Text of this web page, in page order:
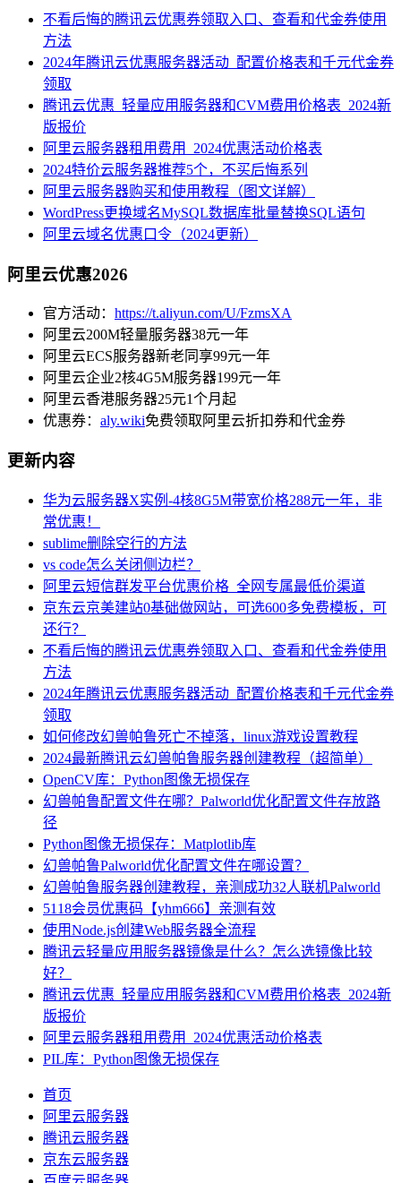
不看后悔的腾讯云优惠券领取入口、查看和代金券使用
方法
2024年腾讯云优惠服务器活动_配置价格表和千元代金券
领取
腾讯云优惠_轻量应用服务器和CVM费用价格表_2024新
版报价
阿里云服务器租用费用_2024优惠活动价格表
2024特价云服务器推荐5个，不买后悔系列
阿里云服务器购买和使用教程（图文详解）
WordPress更换域名MySQL数据库批量替换SQL语句
阿里云域名优惠口令（2024更新）
阿里云优惠2026
官方活动： https://t.aliyun.com/U/FzmsXA
阿里云200M轻量服务器38元一年
阿里云ECS服务器新老同享99元一年
阿里云企业2核4G5M服务器199元一年
阿里云香港服务器25元1个月起
优惠券： aly.wiki免费领取阿里云折扣券和代金券
更新内容
华为云服务器X实例-4核8G5M带宽价格288元一年，非
常优惠！
sublime删除空行的方法
vs code怎么关闭侧边栏？
阿里云短信群发平台优惠价格_全网专属最低价渠道
京东云京美建站0基础做网站，可选600多免费模板，可
还行？
不看后悔的腾讯云优惠券领取入口、查看和代金券使用
方法
2024年腾讯云优惠服务器活动_配置价格表和千元代金券
领取
如何修改幻兽帕鲁死亡不掉落，linux游戏设置教程
2024最新腾讯云幻兽帕鲁服务器创建教程（超简单）
OpenCV库：Python图像无损保存
幻兽帕鲁配置文件在哪？Palworld优化配置文件存放路
径
Python图像无损保存：Matplotlib库
幻兽帕鲁Palworld优化配置文件在哪设置？
幻兽帕鲁服务器创建教程，亲测成功32人联机Palworld
5118会员优惠码【yhm666】亲测有效
使用Node.js创建Web服务器全流程
腾讯云轻量应用服务器镜像是什么？怎么选镜像比较
好？
腾讯云优惠_轻量应用服务器和CVM费用价格表_2024新
版报价
阿里云服务器租用费用_2024优惠活动价格表
PIL库：Python图像无损保存
首页
阿里云服务器
腾讯云服务器
京东云服务器